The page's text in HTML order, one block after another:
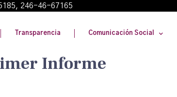
246-46-67165
Transparencia Comunicación Social
Informe